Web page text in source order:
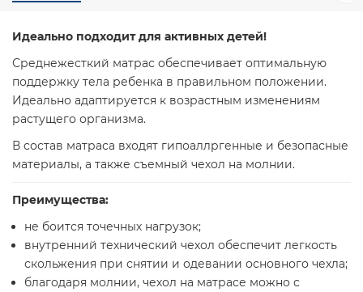
Идеально подходит для активных детей!
Среднежесткий матрас обеспечивает оптимальную
поддержку тела ребенка в правильном положении.
Идеально адаптируется к возрастным изменениям
растущего организма.
В состав матраса входят гипоаллргенные и безопасные
материалы, а также съемный чехол на молнии.
Преимущества:
не боится точечных нагрузок;
внутренний технический чехол обеспечит легкость
скольжения при снятии и одевании основного чехла;
благодаря молнии, чехол на матрасе можно с